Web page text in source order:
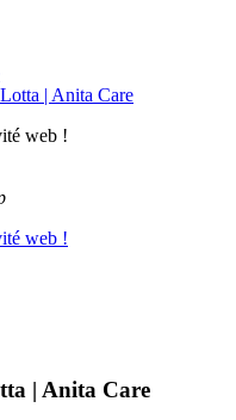
| Anita Care
web !
web !
| Anita Care